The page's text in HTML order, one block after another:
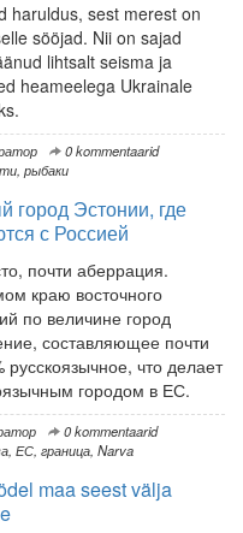
haruldus, sest merest on
sööjad. Nii on sajad
lihtsalt seisma ja
heameelega Ukrainale
0 kommentaarid
, рыбаки
город Эстонии, где
с Россией
почти аберрация.
краю восточного
по величине город
составляющее почти
что делает
городом в ЕС.
0 kommentaarid
, ЕС, граница, Narva
maa seest välja